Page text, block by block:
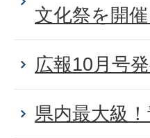
文化祭を開催
広報10月号
県内最大級